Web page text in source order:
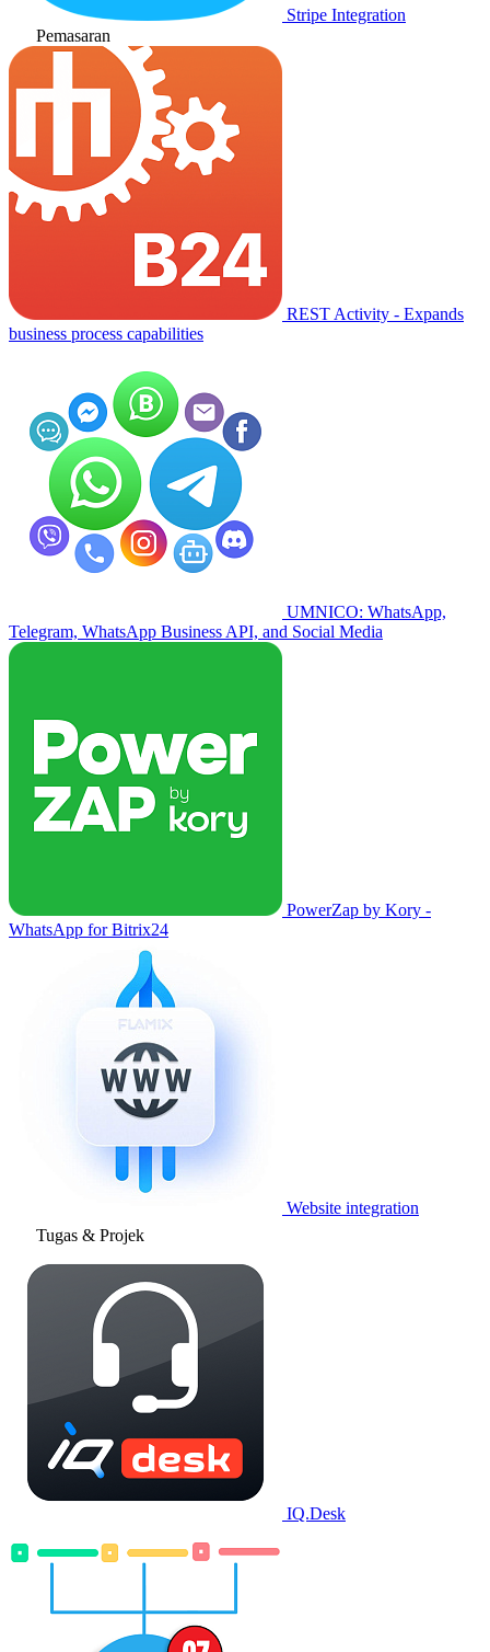
Stripe Integration
Pemasaran
REST Activity - Expands
business process capabilities
UMNICO: WhatsApp,
Telegram, WhatsApp Business API, and Social Media
PowerZap by Kory -
WhatsApp for Bitrix24
Website integration
Tugas & Projek
IQ.Desk